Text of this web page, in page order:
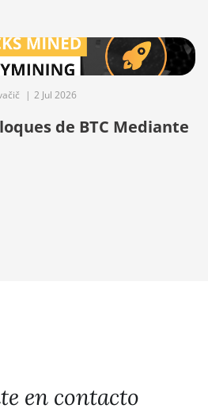
| 2 Jul 2026
de BTC Mediante
en contacto